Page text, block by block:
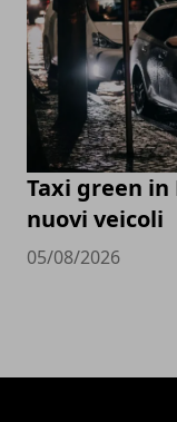
Taxi green
nuovi veicoli
05/08/2026